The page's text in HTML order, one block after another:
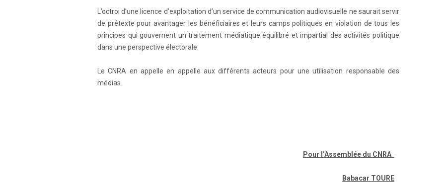
L’octroi d’une licence d’exploitation d’un service de communication audiovisuelle ne saurait servir
de prétexte pour avantager les bénéficiaires et leurs camps politiques en violation de tous les
principes qui gouvernent un traitement médiatique équilibré et impartial des activités politique
dans une perspective électorale.
Le CNRA en appelle en appelle aux différents acteurs pour une utilisation responsable des
médias.
Pour l’Assemblée du CNRA
Babacar TOURE